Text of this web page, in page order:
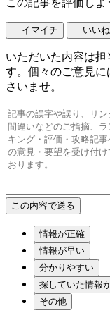
この記事を評価しよ
イマイチ いいね
いただいた内容は
す。個々のご意見
さいませ。
情報が正確
情報が早い
分かりやすい
探していた情報
その他